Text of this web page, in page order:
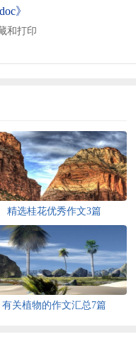
》
和打印
精选桂花优秀作文3篇
有关植物的作文汇总7篇